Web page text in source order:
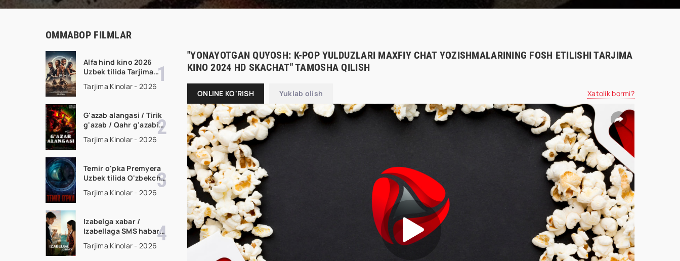
OMMABOP FILMLAR
Alfa hind kino 2026
Uzbek tilida Tarjima
skachat
Tarjima Kinolar - 2026
G'azab alangasi / Tirik
g'azab / Qahr g'azabi
filmi Uzbek tilida 2026
Tarjima Kinolar - 2026
Temir o'pka Premyera
Uzbek tilida O'zbekcha
2026 tarjima kino Full
HD tas-ix skachat
Tarjima Kinolar - 2026
Izabelga xabar /
Izabellaga SMS habar
Premyera 2026 Uzbek
tilida O'zbekcha
Tarjima Kinolar - 2026
"YONAYOTGAN QUYOSH: K-POP YULDUZLARI MAXFIY CHAT YOZISHMALARINING FOSH ETILISHI TARJIMA
KINO 2024 HD SKACHAT" TAMOSHA QILISH
ONLINE KO'RISH Yuklab olish Xatolik bormi?